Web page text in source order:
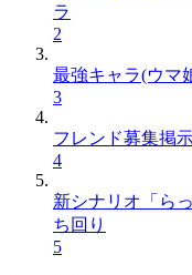
ラ
2
最強キャラ(ウマ
3
フレンド募集掲
4
新シナリオ「ら
ち回り
5